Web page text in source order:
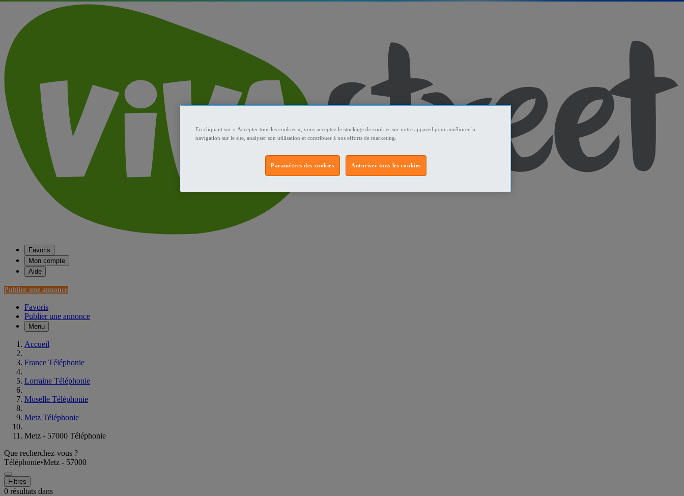
Favoris
Mon compte
Aide
Publier une annonce
Favoris
Publier une annonce
Menu
Accueil
France Téléphonie
Lorraine Téléphonie
Moselle Téléphonie
Metz Téléphonie
Metz - 57000 Téléphonie
Que recherchez-vous ?
Téléphonie•Metz - 57000
Filtres
0 résultats dans
En cliquant sur « Accepter tous les cookies », vous acceptez le stockage de cookies sur votre appareil pour améliorer la
navigation sur le site, analyser son utilisation et contribuer à nos efforts de marketing.
Autoriser tous les cookies
Paramètres des cookies